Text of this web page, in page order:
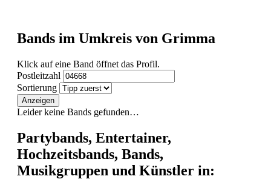
Bands im Umkreis von Grimma
Klick auf eine Band öffnet das Profil.
Postleitzahl
Sortierung
Anzeigen
Leider keine Bands gefunden…
Partybands, Entertainer,
Hochzeitsbands, Bands,
Musikgruppen und Künstler in: